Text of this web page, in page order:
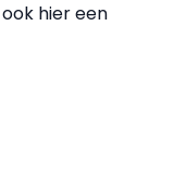
hier een